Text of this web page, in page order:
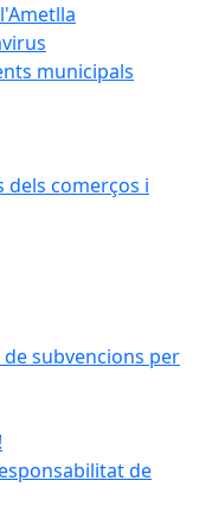
municipals
dels comerços i
de subvencions per
de